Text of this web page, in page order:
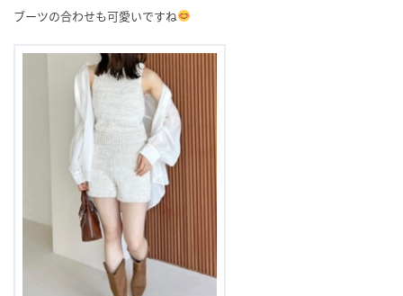
ブーツの合わせも可愛いですね